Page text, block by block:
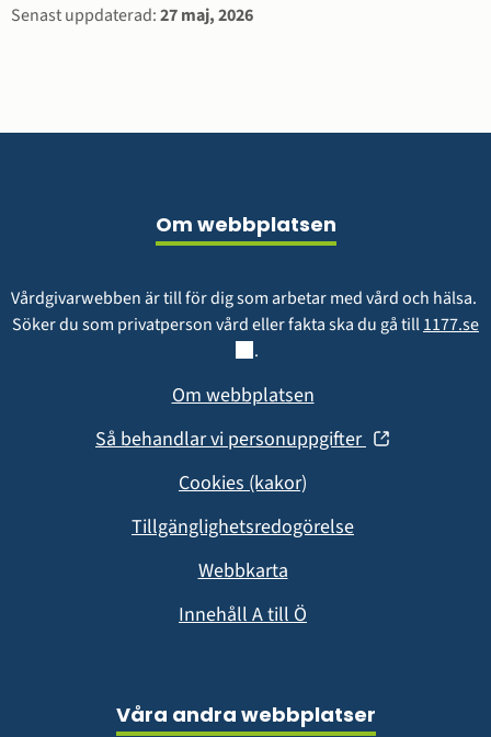
Sidinformation
Senast uppdaterad:27 maj, 2026
Om webbplatsen
Vårdgivarwebben är till för dig som arbetar med vård och hälsa.
Söker du som privatperson vård eller fakta ska du gå till 1177.se
.
Om webbplatsen
Så behandlar vi personuppgifter (öppnas
Cookies (kakor)
Tillgänglighetsredogörelse
Webbkarta
Innehåll A till Ö
Våra andra webbplatser